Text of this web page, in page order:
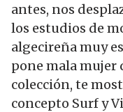
antes, nos
los estudios de
algecireña muy
pone mala mujer
colección, te
concepto Surf y